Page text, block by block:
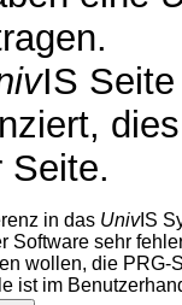
IS
Seite.
in das UnivIS
Software sehr
wollen, die PRG-
ist im